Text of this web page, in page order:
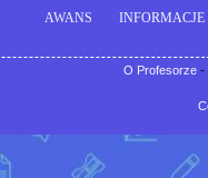
AWANS INFORMACJE
O Profesorze-